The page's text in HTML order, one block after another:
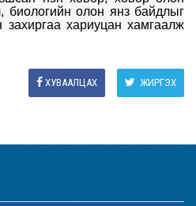
биологийн олон янз байдлыг
захиргаа хариуцан хамгаалж
ЖИРГЭХ
ХУВААЛЦАХ